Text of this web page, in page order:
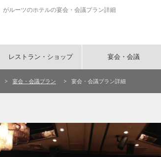
がルーツのホテルの宴会・会議プラン詳細
レストラン・ショップ 宴会・会議
宴会・会議プラン 宴会・会議プラン詳細